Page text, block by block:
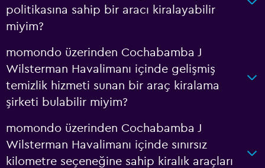
politikasına sahip bir aracı kiralayabilir
miyim?
momondo üzerinden Cochabamba J
Wilsterman Havalimanı içinde gelişmiş
temizlik hizmeti sunan bir araç kiralama
şirketi bulabilir miyim?
momondo üzerinden Cochabamba J
Wilsterman Havalimanı içinde sınırsız
kilometre seçeneğine sahip kiralık araçları